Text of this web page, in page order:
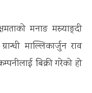
मनाङ मस्र्याङ्दी
माल्लिकार्जुन राव
बिक्री गरेको हो